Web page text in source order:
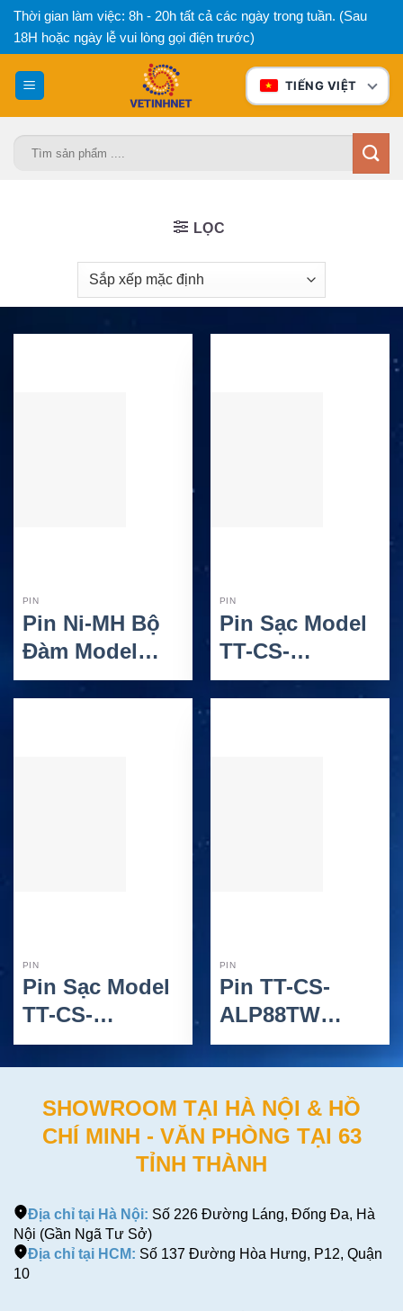
Bỏ
qua
nội
dung
Thời gian làm việc: 8h - 20h tất cả các ngày trong tuần. (Sau
18H hoặc ngày lễ vui lòng gọi điện trước)
TIẾNG VIỆT
LỌC
PIN
Pin Ni-MH Bộ
Đàm Model
EBP-25N
Alinco Cho
PIN
Pin Sạc Model
TT-CS-
ALP48TW
Alinco Cho Bộ
PIN
Pin Sạc Model
TT-CS-
AY4020CL.7
Alinco Cho Bộ
Đàm DJ-CH20,
DJ-CH27, DJ-
CH201 Và DJ-
PIN
Pin TT-CS-
ALP88TW
Alinco Cho Bộ
Đàm DJ-10, DJ-
A10, DJ-100,
DJ-W100, DJ-
500 Và DJ-
SHOWROOM TẠI HÀ NỘI & HỒ
CHÍ MINH - VĂN PHÒNG TẠI 63
TỈNH THÀNH
Địa chỉ tại Hà Nội: Số 226 Đường Láng, Đống Đa, Hà
Nội (Gần Ngã Tư Sở)
Địa chỉ tại HCM: Số 137 Đường Hòa Hưng, P12, Quận
10